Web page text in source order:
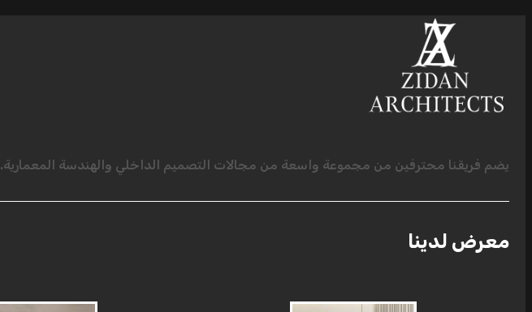
يضم فريقنا محترفين من مجموعة واسعة من مجالات التصميم الداخلي والهندسة المعمارية.
معرض لدينا